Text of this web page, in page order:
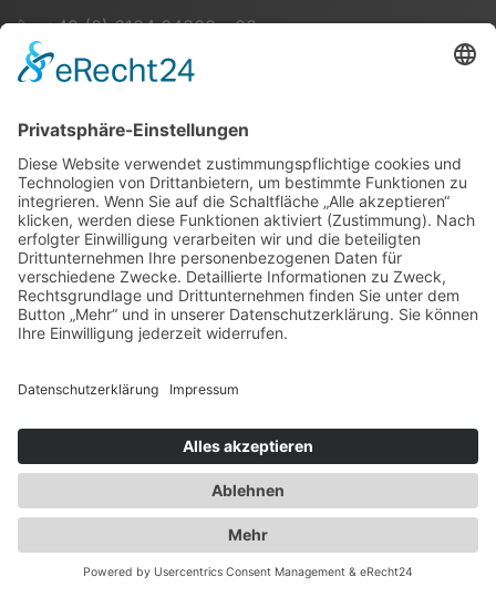
+49 (0) 6104 64860 - 00
info@duwensee-gmbh.de
Spezialisten für:
Fernverkehr Transport Europa
Nahverkehr Transport Rhein-Main
UK-Transporte
Lagerlogistik
Impressum
Duwensee auf Facebook
Duwensee auf Instagram